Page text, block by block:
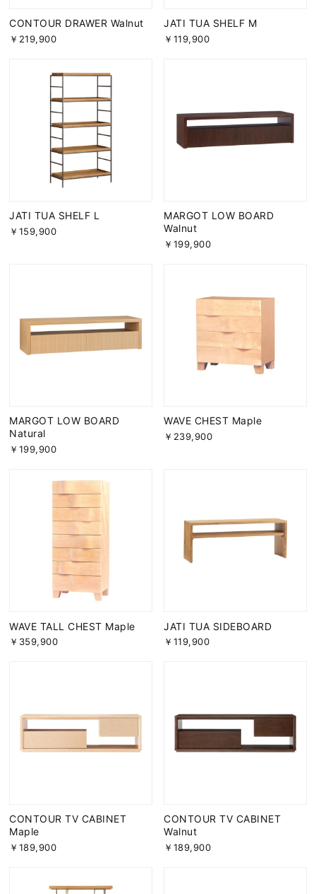
CONTOUR DRAWER Walnut
￥219,900
JATI TUA SHELF M
￥119,900
JATI TUA SHELF L
￥159,900
MARGOT LOW BOARD
Walnut
￥199,900
MARGOT LOW BOARD
Natural
￥199,900
WAVE CHEST Maple
￥239,900
WAVE TALL CHEST Maple
￥359,900
JATI TUA SIDEBOARD
￥119,900
CONTOUR TV CABINET
Maple
￥189,900
CONTOUR TV CABINET
Walnut
￥189,900